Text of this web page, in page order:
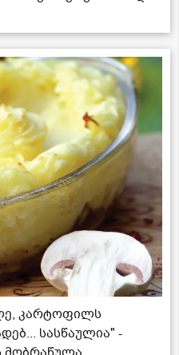
კარტოფილს
სასწაულია" -